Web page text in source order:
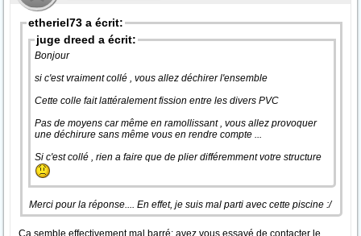
etheriel73 a écrit:
juge dreed a écrit:
Bonjour
si c'est vraiment collé , vous allez déchirer l'ensemble
Cette colle fait lattéralement fission entre les divers PVC
Pas de moyens car même en ramollissant , vous allez provoquer
une déchirure sans même vous en rendre compte ...
Si c'est collé , rien a faire que de plier différemment votre structure
Merci pour la réponse.... En effet, je suis mal parti avec cette piscine :/
Ca semble effectivement mal barré; avez vous essayé de contacter le